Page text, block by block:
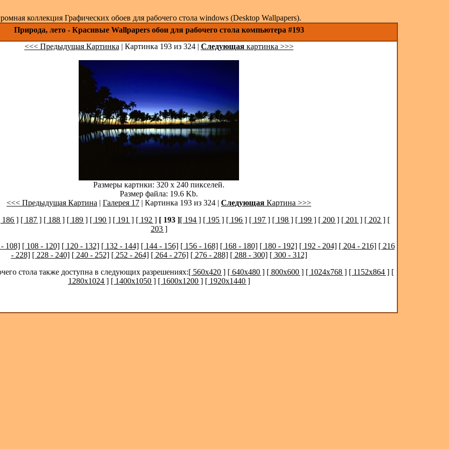
коллекция Графических обоев для рабочего стола windows (Desktop Wallpapers).
Природа, лето - Красивые Wallpapers обои для рабочего стола компьютера #193
<<< Предыдущая Картинка | Картинка 193 из 324 | Следующаякартинка >>>
Размеры картнки: 320 x 240 пикселей.
Размер файла: 19.6 Kb.
<<< Предыдущая Картина | Галерея 17 | Картинка 193 из 324 | Следующая Картина >>>
186 ] [ 187 ] [ 188 ] [ 189 ] [ 190 ] [ 191 ] [ 192 ] [ 193 ][ 194 ] [ 195 ] [ 196 ] [ 197 ] [ 198 ] [ 199 ] [ 200 ] [ 201 ] [ 202 ] [
203 ]
108] [ 108 - 120] [ 120 - 132] [ 132 - 144] [ 144 - 156] [ 156 - 168] [ 168 - 180] [ 180 - 192] [ 192 - 204] [ 204 - 216] [ 216
- 228] [ 228 - 240] [ 240 - 252] [ 252 - 264] [ 264 - 276] [ 276 - 288] [ 288 - 300] [ 300 - 312]
стола также доступна в следующих разрешениях:[ 560x420 ] [ 640x480 ] [ 800x600 ] [ 1024x768 ] [ 1152x864 ] [
1280x1024 ] [ 1400x1050 ] [ 1600x1200 ] [ 1920x1440 ]